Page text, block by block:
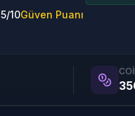
/10Güven Puanı